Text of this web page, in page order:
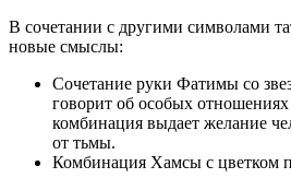
В сочетании с другими символами
новые смыслы:
Сочетание руки Фатимы со
говорит об особых
комбинация выдает желание
от тьмы.
Комбинация Хамсы с цветком